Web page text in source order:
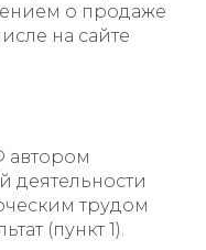
о продаже
на сайте
автором
деятельности
трудом
(пункт 1).